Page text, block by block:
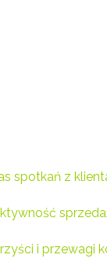
spotkań z
i przewagi